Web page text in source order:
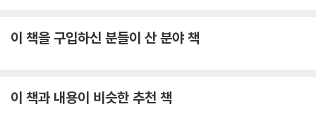
이 책을 구입하신 분들이 산 분야 책
이 책과 내용이 비슷한 추천 책